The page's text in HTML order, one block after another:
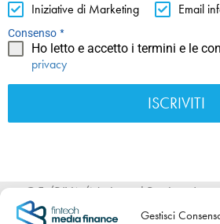
Gestisci
Iniziative di Marketing Email
Consenso *
Ho letto e accetto i termini e le
privacy
ISCRIVITI
C.F./P.IVA/Nr. iscr. al Registro
Numero REA BS – 589954 - Cap.